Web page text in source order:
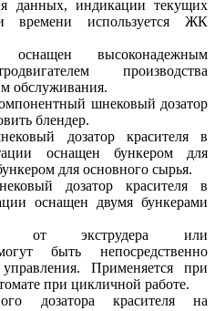
данных, индикации текущих
времени используется ЖК
высоконадежным
производства
обслуживания.
шнековый дозатор
блендер.
дозатор красителя в
оснащен бункером для
для основного сырья.
дозатор красителя в
оснащен двумя бункерами
от экструдера или
быть непосредственно
Применяется при
при цикличной работе.
дозатора красителя на